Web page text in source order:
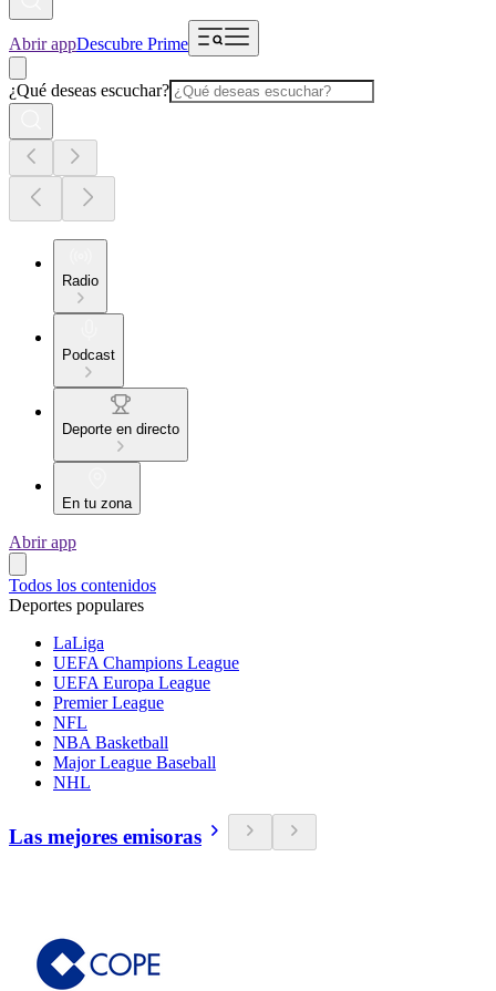
Abrir appDescubre Prime
¿Qué deseas escuchar?
Radio
Podcast
Deporte en directo
En tu zona
Abrir app
Todos los contenidos
Deportes populares
LaLiga
UEFA Champions League
UEFA Europa League
Premier League
NFL
NBA Basketball
Major League Baseball
NHL
Las mejores emisoras